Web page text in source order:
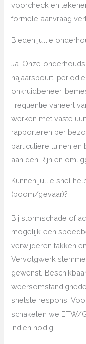
voorcheck en
formele aanvraag
Bieden jullie
Ja. Onze
najaarsbeurt,
onkruidbeheer,
Frequentie varieert
werken met vaste
rapporteren per
particuliere tuinen en
aan den Rijn en
Kunnen jullie snel
(boom/gevaar)?
Bij stormschade of
mogelijk een
verwijderen takken
Vervolgwerk
gewenst.
snelste respons.
schakelen we ETW/
indien nodig.